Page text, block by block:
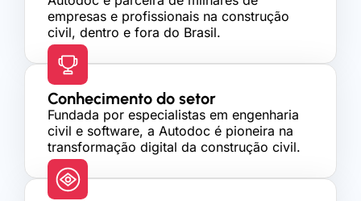
empresas e profissionais na construção
civil, dentro e fora do Brasil.
Conhecimento do setor
Fundada por especialistas em engenharia
civil e software, a Autodoc é pioneira na
transformação digital da construção civil.